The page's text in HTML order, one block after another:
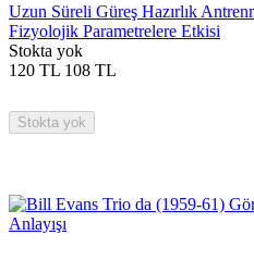
Uzun Süreli Güreş Hazırlık
Fizyolojik Parametrelere Etkisi
Stokta yok
120 TL 108 TL
Stokta yok